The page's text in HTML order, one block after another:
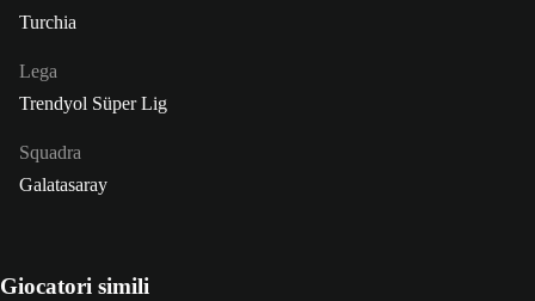
Turchia
Lega
Trendyol Süper Lig
Squadra
Galatasaray
Giocatori simili